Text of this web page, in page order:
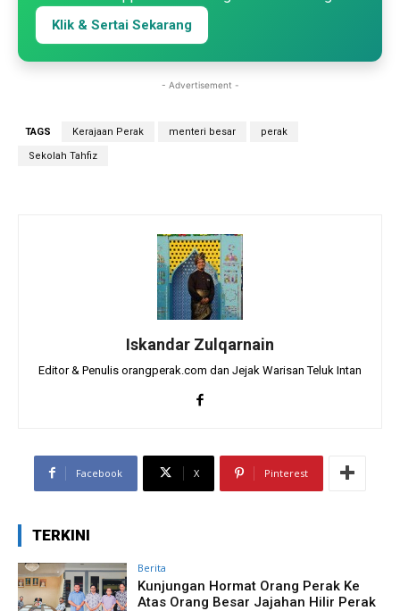
Klik & Sertai Sekarang
- Advertisement -
TAGS Kerajaan Perak menteri besar perak
Sekolah Tahfiz
Iskandar Zulqarnain
Editor & Penulis orangperak.com dan Jejak Warisan Teluk Intan
Facebook X Pinterest
TERKINI
Berita
Kunjungan Hormat Orang Perak Ke
Atas Orang Besar Jajahan Hilir Perak